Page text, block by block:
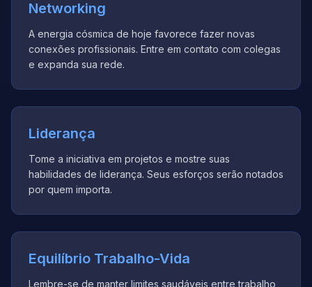
Networking
A energia cósmica de hoje favorece fazer novas
conexões profissionais. Entre em contato com colegas
e expanda sua rede.
Liderança
Tome a iniciativa em projetos e mostre suas
habilidades de liderança. Seus esforços serão notados
por quem importa.
Equilíbrio Trabalho-Vida
Lembre-se de manter limites saudáveis entre trabalho